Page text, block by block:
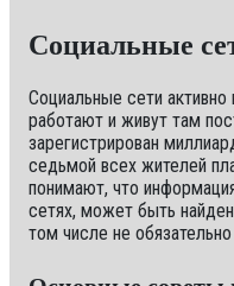
Социальные
Социальные сети
работают и живут там
зарегистрирован
седьмой всех жителей
понимают, что
сетях, может быть
том числе не